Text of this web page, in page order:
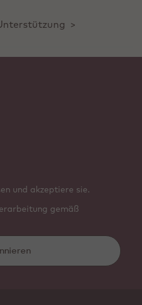
>
und akzeptiere sie.
gemäß